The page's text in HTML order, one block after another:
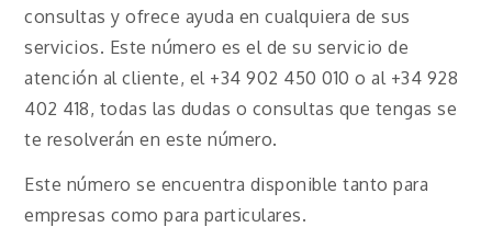
consultas y ofrece ayuda en cualquiera de sus
servicios. Este número es el de su servicio de
atención al cliente, el +34 902 450 010 o al +34 928
402 418, todas las dudas o consultas que tengas se
te resolverán en este número.
Este número se encuentra disponible tanto para
empresas como para particulares.